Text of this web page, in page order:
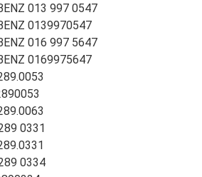
013 997 0547
0139970547
016 997 5647
0169975647
0331
0334